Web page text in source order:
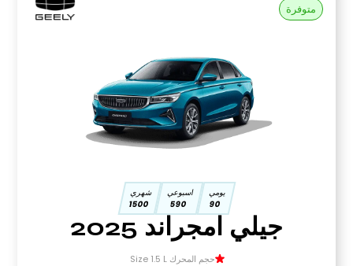
متوفرة
يومي
90
اسبوعي
590
شهري
1500
جيلي امجراند 2025
حجم المحرك Size 1.5 L